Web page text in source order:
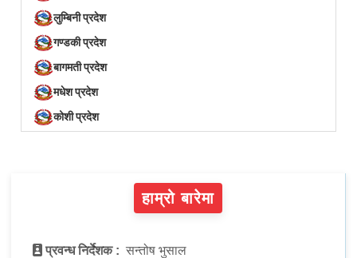
लुम्बिनी प्रदेश
गण्डकी प्रदेश
बागमती प्रदेश
मधेश प्रदेश
कोशी प्रदेश
हाम्रो बारेमा
प्रवन्ध निर्देशक : सन्तोष भुसाल